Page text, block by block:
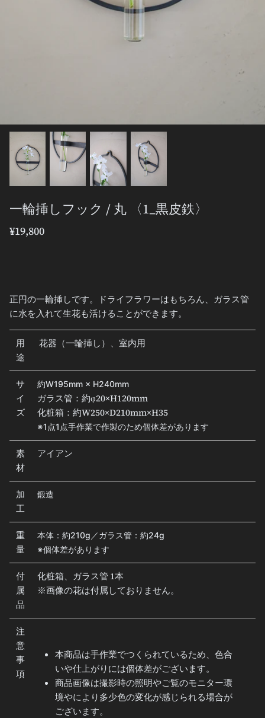
一輪挿しフック / 丸 〈1_黒皮鉄〉
¥19,800
正円の一輪挿しです。ドライフラワーはもちろん、ガラス管
に水を入れて生花も活けることができます。
用
途
花器（一輪挿し）、室内用
サ
イ
ズ
約W195mm × H240mm
ガラス管：約φ20×H120mm
化粧箱：約W250×D210mm×H35
※1点1点手作業で作製のため個体差があります
素
材
アイアン
加
工
鍛造
重
量
本体：約210g／ガラス管：約24g
※個体差があります
付
属
品
化粧箱、ガラス管 1本
※画像の花は付属しておりません。
注
意
事
項
本商品は手作業でつくられているため、色合
いや仕上がりには個体差がございます。
商品画像は撮影時の照明やご覧のモニター環
境やにより多少色の変化が感じられる場合が
ございます。